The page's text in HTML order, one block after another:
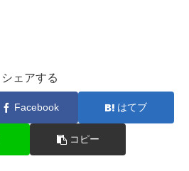
シェアする
Facebook はてブ
コピー